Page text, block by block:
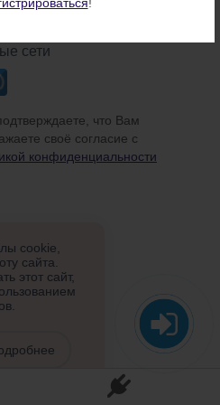
сети
что Вам
своё согласие с
конфиденциальности
cookie,
сайта.
этот сайт,